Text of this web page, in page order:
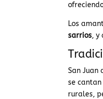
Los
sarrios, y
San Juan
se
rurales,